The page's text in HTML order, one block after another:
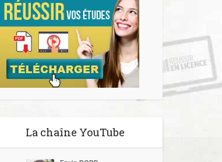
La chaîne YouTube